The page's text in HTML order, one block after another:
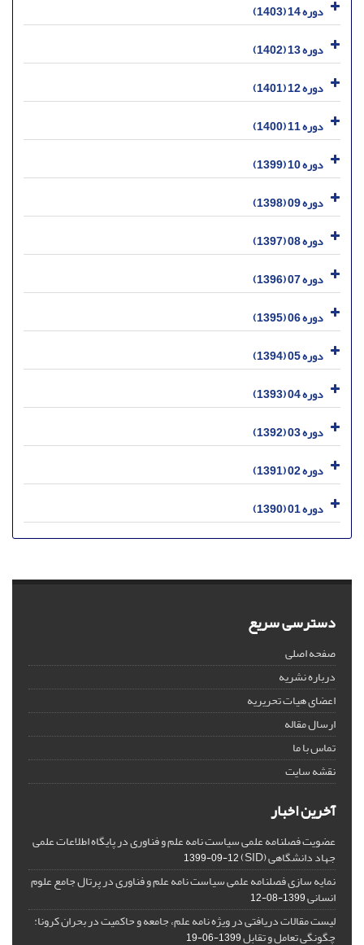
دوره 14 (1403)
دوره 13 (1402)
دوره 12 (1401)
دوره 11 (1400)
دوره 10 (1399)
دوره 09 (1398)
دوره 08 (1397)
دوره 07 (1396)
دوره 06 (1395)
دوره 05 (1394)
دوره 04 (1393)
دوره 03 (1392)
دوره 02 (1391)
دوره 01 (1390)
دسترسی سریع
صفحه اصلی
درباره نشریه
اعضای هیات تحریریه
ارسال مقاله
تماس با ما
نقشه سایت
آخرین اخبار
عضویت فصلنامه علمی سیاست نامه علم و فناوری در پایگاه اطلاعات علمی
جهاد دانشگاهی (SID) 1399-09-12
نمایه سازی فصلنامه علمی سیاست نامه علم و فناوری در پرتال جامع علوم
انسانی1399-08-12
لیست مقالات دریافتی در ویژه نامه علم، جامعه و حاکمیت در بحران کرونا:
چگونگی تعامل و تقابل1399-06-19